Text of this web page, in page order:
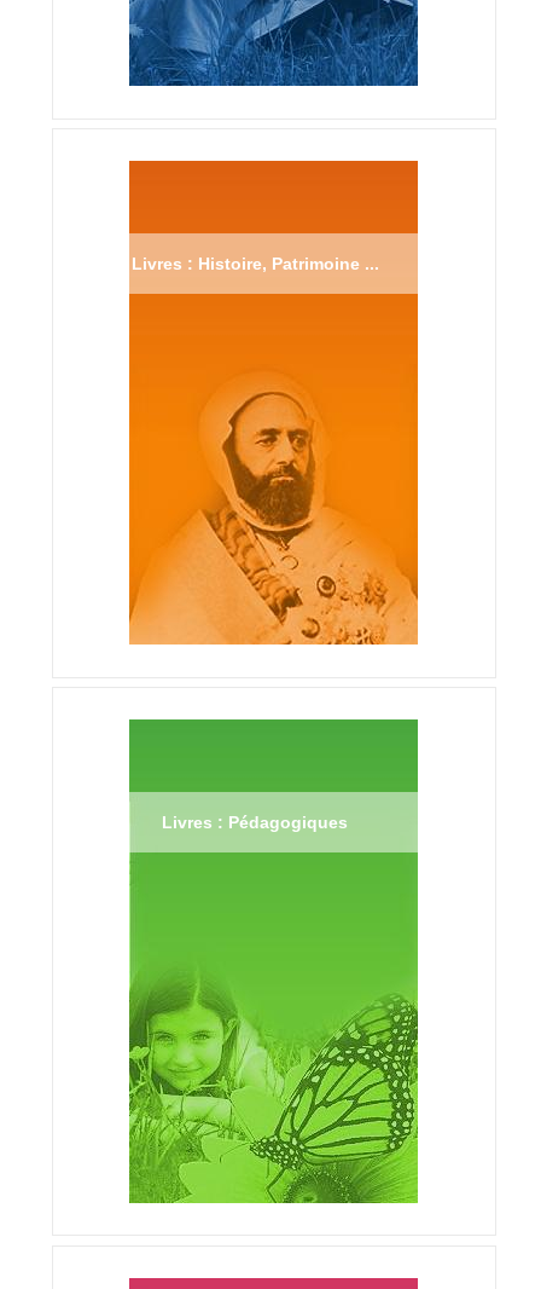
Livres : Histoire, Patrimoine ...
Livres : Pédagogiques